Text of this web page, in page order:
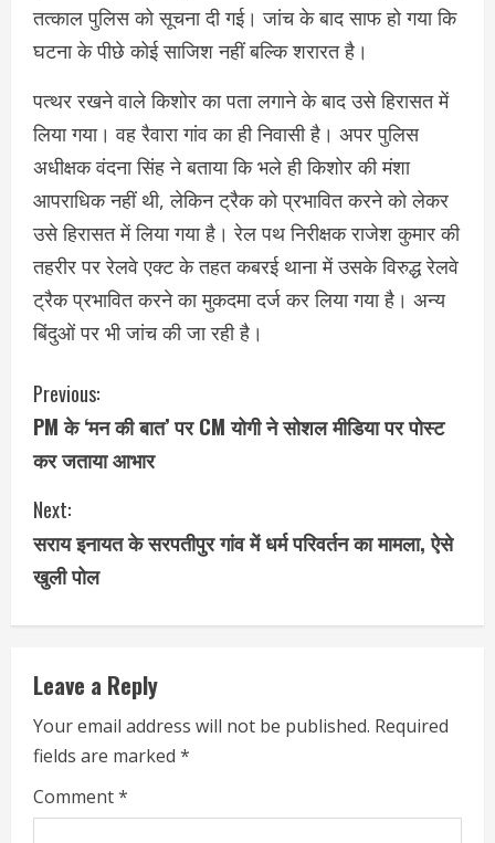
तत्काल पुलिस को सूचना दी गई। जांच के बाद साफ हो गया कि
घटना के पीछे कोई साजिश नहीं बल्कि शरारत है।
पत्थर रखने वाले किशोर का पता लगाने के बाद उसे हिरासत में
लिया गया। वह रैवारा गांव का ही निवासी है। अपर पुलिस
अधीक्षक वंदना सिंह ने बताया कि भले ही किशोर की मंशा
आपराधिक नहीं थी, लेकिन ट्रैक को प्रभावित करने को लेकर
उसे हिरासत में लिया गया है। रेल पथ निरीक्षक राजेश कुमार की
तहरीर पर रेलवे एक्ट के तहत कबरई थाना में उसके विरुद्ध रेलवे
ट्रैक प्रभावित करने का मुकदमा दर्ज कर लिया गया है। अन्य
बिंदुओं पर भी जांच की जा रही है।
C
o
n
t
i
n
u
e
R
e
Previous:
PM के ‘मन की बात’ पर CM योगी ने सोशल मीडिया पर पोस्ट
कर जताया आभार
Next:
सराय इनायत के सरपतीपुर गांव में धर्म परिवर्तन का मामला, ऐसे
खुली पोल
Leave a Reply
Your email address will not be published. Required
fields are marked *
Comment*